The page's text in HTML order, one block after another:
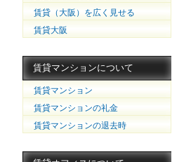
賃貸（大阪）を広く見せる
賃貸大阪
賃貸マンションについて
賃貸マンション
賃貸マンションの礼金
賃貸マンションの退去時